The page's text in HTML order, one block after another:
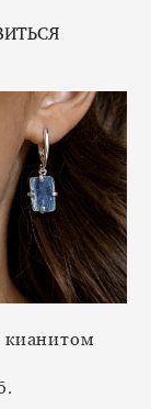
кианитом